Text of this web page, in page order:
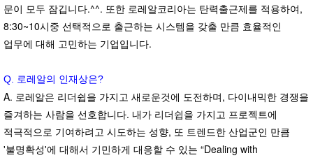
문이 모두 잠깁니다.^^. 또한 로레알코리아는 탄력출근제를 적용하여,
8:30~10시중 선택적으로 출근하는 시스템을 갖출 만큼 효율적인
업무에 대해 고민하는 기업입니다.
Q. 로레알의 인재상은?
A. 로레알은 리더쉽을 가지고 새로운것에 도전하며, 다이내믹한 경쟁을
즐겨하는 사람을 선호합니다. 내가 리더쉽을 가지고 프로젝트에
적극적으로 기여하려고 시도하는 성향, 또 트렌드한 산업군인 만큼
'불명확성'에 대해서 기민하게 대응할 수 있는 “Dealing with